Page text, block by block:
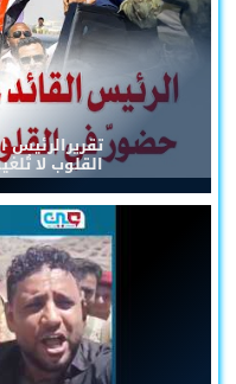
تقريرالرئيس
القلوب لا